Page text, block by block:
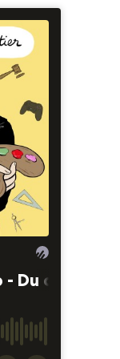
Du cut aux